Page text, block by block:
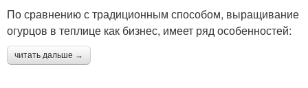
По сравнению с традиционным способом, выращивание
огурцов в теплице как бизнес, имеет ряд особенностей:
читать дальше →